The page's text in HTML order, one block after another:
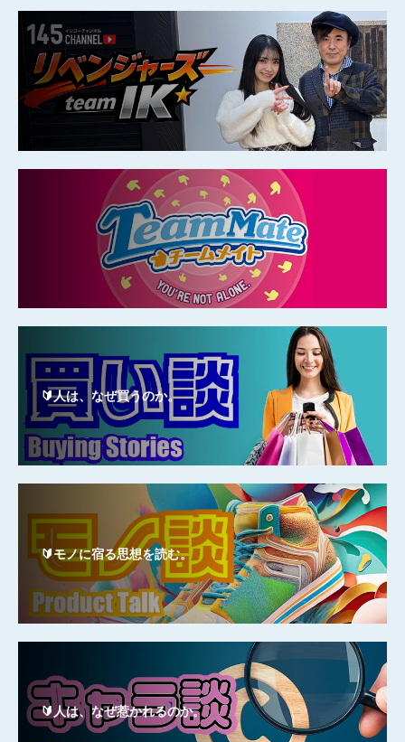
🔰人は、なぜ買うのか。
🔰モノに宿る思想を読む。
🔰人は、なぜ惹かれるのか。